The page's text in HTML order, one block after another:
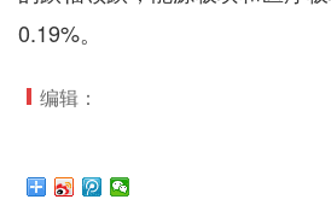
0.19%。
编辑：